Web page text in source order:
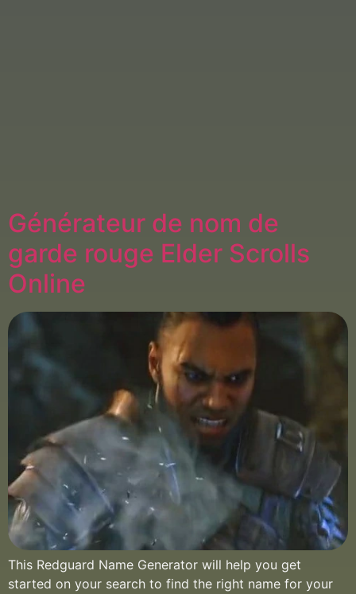
Générateur de nom de
garde rouge Elder Scrolls
Online
This Redguard Name Generator will help you get
started on your search to find the right name for your